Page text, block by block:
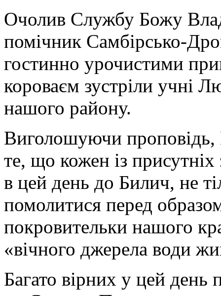
Очолив Службу Божу
помічник Самбірсько-
гостинно урочистими
короваєм зустріли учні
нашого району.
Виголошуючи проповідь,
те, що кожен із
в цей день до Билич, не
помолитися перед
покровительки нашого
«вічного джерела води
Багато вірних у цей день